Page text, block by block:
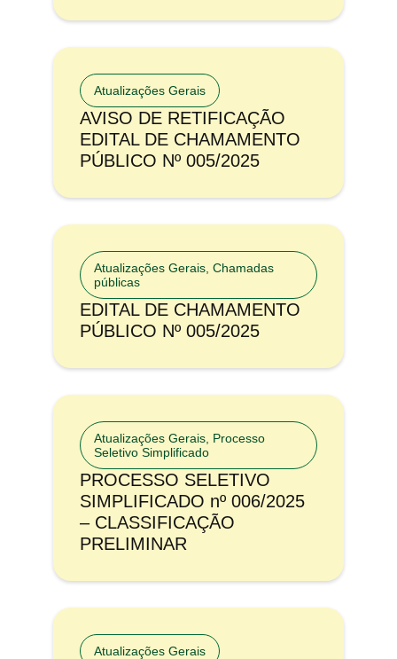
Atualizações Gerais
AVISO DE RETIFICAÇÃO
EDITAL DE CHAMAMENTO
PÚBLICO Nº 005/2025
Atualizações Gerais Chamadas
públicas
EDITAL DE CHAMAMENTO
PÚBLICO Nº 005/2025
Atualizações Gerais Processo
Seletivo Simplificado
PROCESSO SELETIVO
SIMPLIFICADO nº 006/2025
– CLASSIFICAÇÃO
PRELIMINAR
Atualizações Gerais